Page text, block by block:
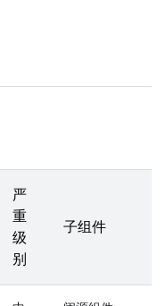
严
重
级
别
子组件